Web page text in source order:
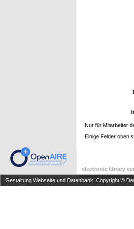
Nur für Mitarbeiter
Einige Felder oben
electronic library
Gestaltung Webseite und Datenbank: Copyright ©